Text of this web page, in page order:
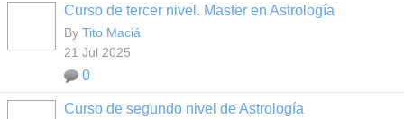
Curso de tercer nivel. Master en Astrología
By Tito Maciá
21 Jul 2025
0
Curso de segundo nivel de Astrología